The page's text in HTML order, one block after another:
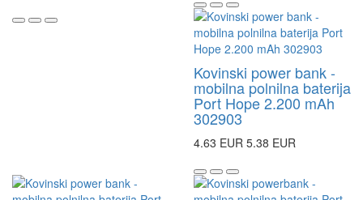
Kovinski power bank -
mobilna polnilna baterija
Port Hope 2.200 mAh
302903
4.63 EUR 5.38 EUR